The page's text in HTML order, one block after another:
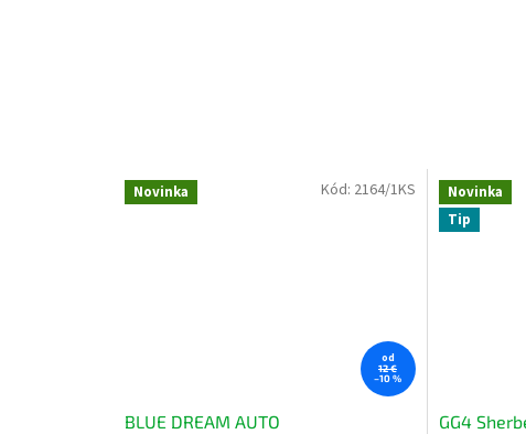
Novinka
od
12 €
–10 %
BLUE DREAM AUTO
Kód: 2164/1KS
Novinka
Tip
GG4